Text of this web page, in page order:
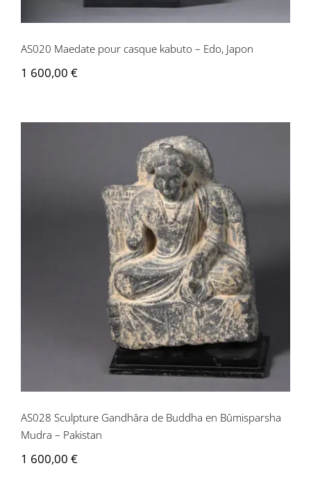
AS020 Maedate pour casque kabuto – Edo, Japon
1 600,00 €
AS028 Sculpture Gandhâra de Buddha
en Bûmisparsha Mudra – Pakistan
AS028 Sculpture Gandhâra de Buddha en Bûmisparsha
Mudra – Pakistan
1 600,00 €